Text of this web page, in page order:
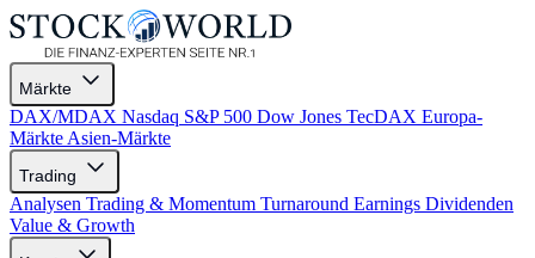
Märkte
DAX/MDAX Nasdaq S&P 500 Dow Jones TecDAX Europa-
Märkte Asien-Märkte
Trading
Analysen Trading & Momentum Turnaround Earnings Dividenden
Value & Growth